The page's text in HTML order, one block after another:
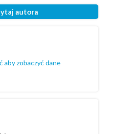
autora
aby zobaczyć dane